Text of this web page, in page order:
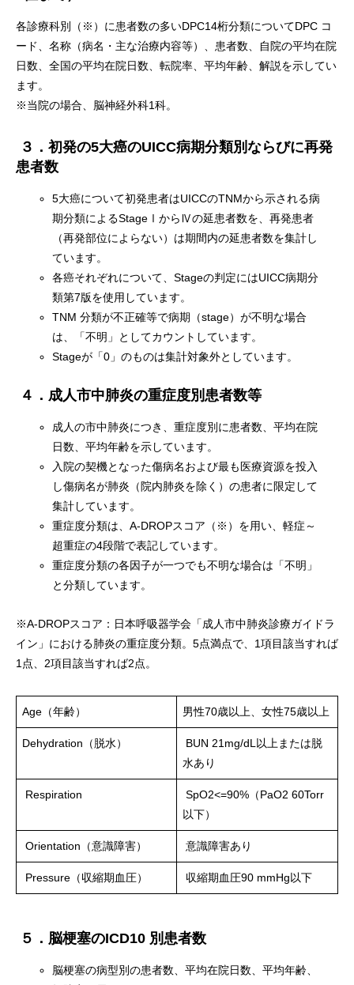
各診療科別（※）に患者数の多いDPC14桁分類についてDPC コ
ード、名称（病名・主な治療内容等）、患者数、自院の平均在院
日数、全国の平均在院日数、転院率、平均年齢、解説を示してい
ます。
※当院の場合、脳神経外科1科。
３．初発の5大癌のUICC病期分類別ならびに再発
患者数
5大癌について初発患者はUICCのTNMから示される病
期分類によるStageⅠからⅣの延患者数を、再発患者
（再発部位によらない）は期間内の延患者数を集計し
ています。
各癌それぞれについて、Stageの判定にはUICC病期分
類第7版を使用しています。
TNM 分類が不正確等で病期（stage）が不明な場合
は、「不明」としてカウントしています。
Stageが「0」のものは集計対象外としています。
４．成人市中肺炎の重症度別患者数等
成人の市中肺炎につき、重症度別に患者数、平均在院
日数、平均年齢を示しています。
入院の契機となった傷病名および最も医療資源を投入
し傷病名が肺炎（院内肺炎を除く）の患者に限定して
集計しています。
重症度分類は、A-DROPスコア（※）を用い、軽症～
超重症の4段階で表記しています。
重症度分類の各因子が一つでも不明な場合は「不明」
と分類しています。
※A-DROPスコア：日本呼吸器学会「成人市中肺炎診療ガイドラ
イン」における肺炎の重症度分類。5点満点で、1項目該当すれば
1点、2項目該当すれば2点。
Age（年齢） 男性70歳以上、女性75歳以上
Dehydration（脱水）
BUN 21mg/dL以上または脱
水あり
Respiration
SpO2<=90%（PaO2 60Torr
以下）
Orientation（意識障害） 意識障害あり
Pressure（収縮期血圧） 収縮期血圧90 mmHg以下
５．脳梗塞のICD10 別患者数
脳梗塞の病型別の患者数、平均在院日数、平均年齢、